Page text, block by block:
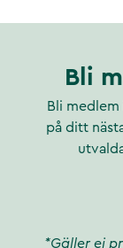
Bli
Bli
på ditt
*Gäller ej